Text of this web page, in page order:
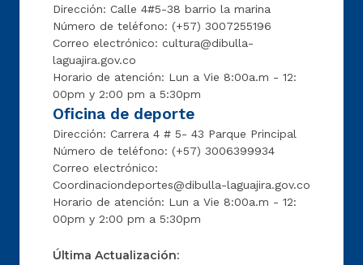
Dirección: Calle 4#5-38 barrio la marina
Número de teléfono: (+57) 3007255196
Correo electrónico: cultura@dibulla-
laguajira.gov.co
Horario de atención: Lun a Vie 8:00a.m - 12:
00pm y 2:00 pm a 5:30pm
Oficina de deporte
Dirección: Carrera 4 # 5- 43 Parque Principal
Número de teléfono: (+57) 3006399934
Correo electrónico:
Coordinaciondeportes@dibulla-laguajira.gov.co
Horario de atención: Lun a Vie 8:00a.m - 12:
00pm y 2:00 pm a 5:30pm
Última Actualización: